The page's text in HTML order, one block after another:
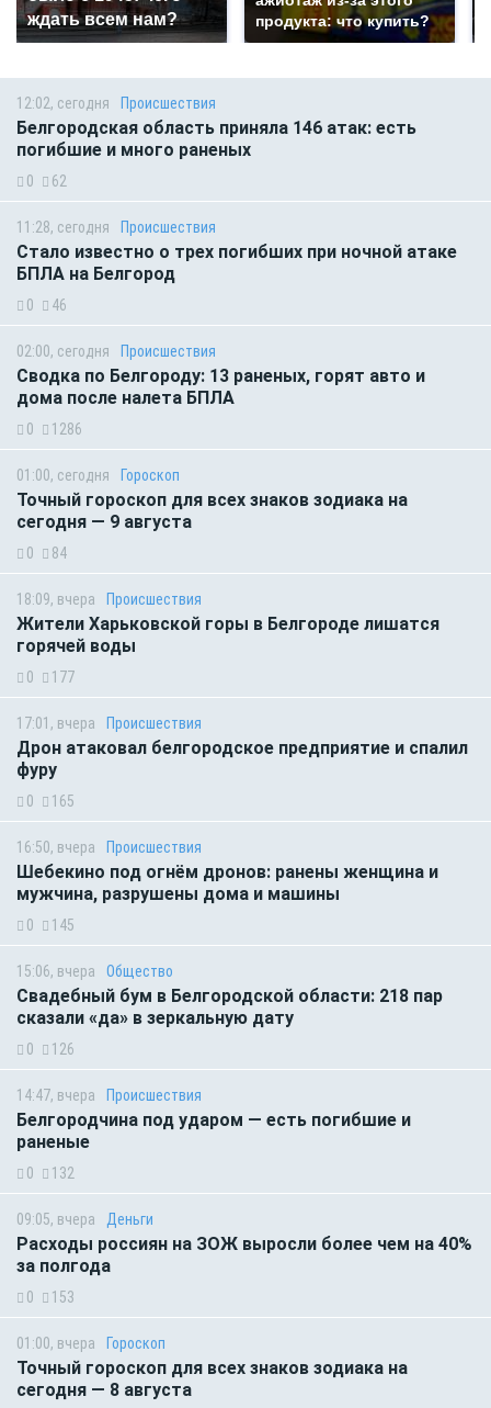
ждать всем нам?
продукта: что купить?
12:02, сегодня Происшествия
Белгородская область приняла 146 атак: есть
погибшие и много раненых
0 62
11:28, сегодня Происшествия
Стало известно о трех погибших при ночной атаке
БПЛА на Белгород
0 46
02:00, сегодня Происшествия
Сводка по Белгороду: 13 раненых, горят авто и
дома после налета БПЛА
0 1286
01:00, сегодня Гороскоп
Точный гороскоп для всех знаков зодиака на
сегодня — 9 августа
0 84
18:09, вчера Происшествия
Жители Харьковской горы в Белгороде лишатся
горячей воды
0 177
17:01, вчера Происшествия
Дрон атаковал белгородское предприятие и спалил
фуру
0 165
16:50, вчера Происшествия
Шебекино под огнём дронов: ранены женщина и
мужчина, разрушены дома и машины
0 145
15:06, вчера Общество
Свадебный бум в Белгородской области: 218 пар
сказали «да» в зеркальную дату
0 126
14:47, вчера Происшествия
Белгородчина под ударом — есть погибшие и
раненые
0 132
09:05, вчера Деньги
Расходы россиян на ЗОЖ выросли более чем на 40%
за полгода
0 153
01:00, вчера Гороскоп
Точный гороскоп для всех знаков зодиака на
сегодня — 8 августа